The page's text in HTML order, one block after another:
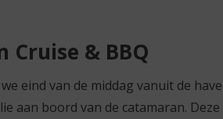
Cruise & BBQ
eind van de middag vanuit de
aan boord van de catamaran.